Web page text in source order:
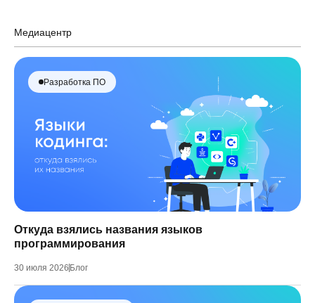
Медиацентр
Разработка ПО
Откуда взялись названия языков
программирования
30 июля 2026 Блог